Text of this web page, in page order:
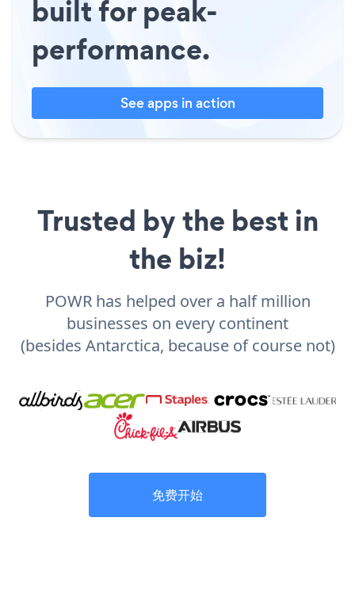
built for peak-
performance.
See apps in action
Trusted by the best in
the biz!
POWR has helped over a half million
businesses on every continent
(besides Antarctica, because of course not)
免费开始